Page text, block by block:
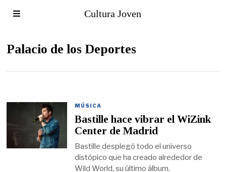
Cultura Joven
Palacio de los Deportes
MÚSICA
Bastille hace vibrar el WiZink
Center de Madrid
Bastille desplegó todo el universo
distópico que ha creado alrededor de
Wild World, su último álbum.